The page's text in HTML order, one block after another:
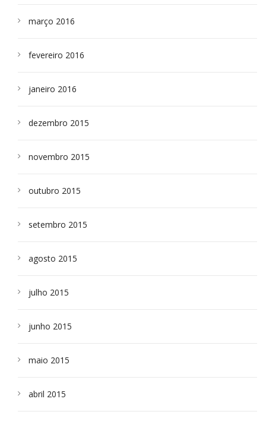
março 2016
fevereiro 2016
janeiro 2016
dezembro 2015
novembro 2015
outubro 2015
setembro 2015
agosto 2015
julho 2015
junho 2015
maio 2015
abril 2015